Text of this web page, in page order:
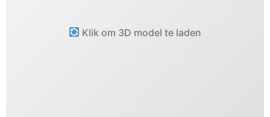
Klik om 3D model te laden